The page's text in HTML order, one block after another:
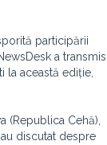
participării
a transmis
această ediție,
(Republica Cehă),
au discutat despre